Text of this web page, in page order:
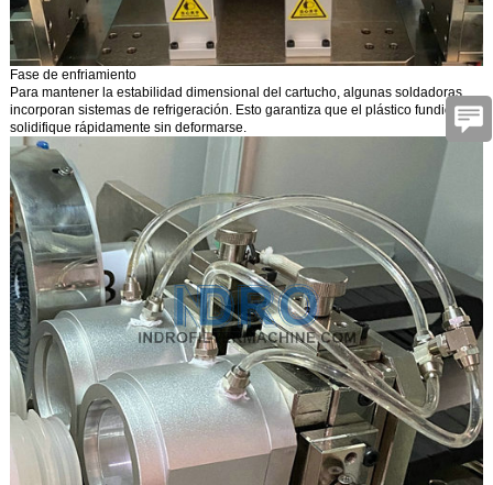
Fase de enfriamiento
Para mantener la estabilidad dimensional del cartucho, algunas soldadoras
incorporan sistemas de refrigeración. Esto garantiza que el plástico fundido se
solidifique rápidamente sin deformarse.